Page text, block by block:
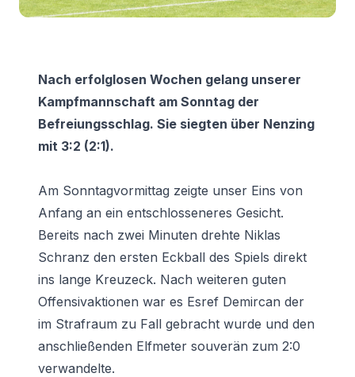
Nach erfolglosen Wochen gelang unserer
Kampfmannschaft am Sonntag der
Befreiungsschlag. Sie siegten über Nenzing
mit 3:2 (2:1).
Am Sonntagvormittag zeigte unser Eins von
Anfang an ein entschlosseneres Gesicht.
Bereits nach zwei Minuten drehte Niklas
Schranz den ersten Eckball des Spiels direkt
ins lange Kreuzeck. Nach weiteren guten
Offensivaktionen war es Esref Demircan der
im Strafraum zu Fall gebracht wurde und den
anschließenden Elfmeter souverän zum 2:0
verwandelte.